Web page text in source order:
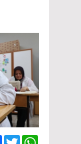
FacebookTwitter